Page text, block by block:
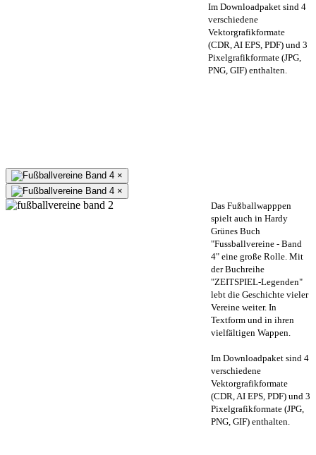
Im Downloadpaket sind 4
verschiedene
Vektorgrafikformate
(CDR, AI EPS, PDF) und 3
Pixelgrafikformate (JPG,
PNG, GIF) enthalten.
×
×
Das Fußballwapppen
spielt auch in Hardy
Grünes Buch
"Fussballvereine - Band
4" eine große Rolle. Mit
der Buchreihe
"ZEITSPIEL-Legenden"
lebt die Geschichte vieler
Vereine weiter. In
Textform und in ihren
vielfältigen Wappen.
Im Downloadpaket sind 4
verschiedene
Vektorgrafikformate
(CDR, AI EPS, PDF) und 3
Pixelgrafikformate (JPG,
PNG, GIF) enthalten.